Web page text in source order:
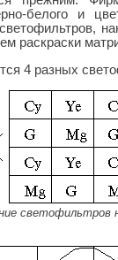
белого и
раскраски
4 разных